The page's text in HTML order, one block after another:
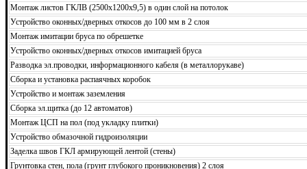
Монтаж листов ГКЛВ (2500х1200х9,5) в один слой на потолок
Устройство оконных/дверных откосов до 100 мм в 2 слоя
Монтаж имитации бруса по обрешетке
Устройство оконных/дверных откосов имитацией бруса
Разводка эл.проводки, информационного кабеля (в металлорукаве)
Сборка и установка распаячных коробок
Устройство и монтаж заземления
Сборка эл.щитка (до 12 автоматов)
Монтаж ЦСП на пол (под укладку плитки)
Устройство обмазочной гидроизоляции
Заделка швов ГКЛ армирующей лентой (стены)
Грунтовка стен, пола (грунт глубокого проникновения) 2 слоя